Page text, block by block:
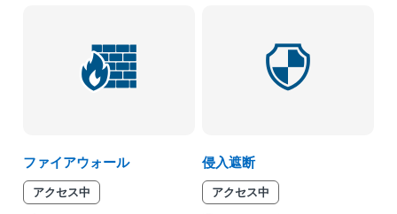
ファイアウォール
アクセス中
侵入遮断
アクセス中